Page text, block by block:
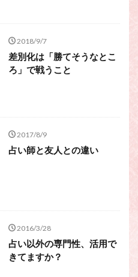
2018/9/7
差別化は「勝てそうなとこ
ろ」で戦うこと
2017/8/9
占い師と友人との違い
2016/3/28
占い以外の専門性、活用で
きてますか？
、スピリチュアル・カウンセリ
ング、占いセラピー、占い師、
リチュアルカウンセラー
ースポット